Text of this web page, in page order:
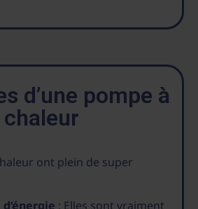
d’une pompe à
chaleur
ont plein de super
: Elles sont vraiment